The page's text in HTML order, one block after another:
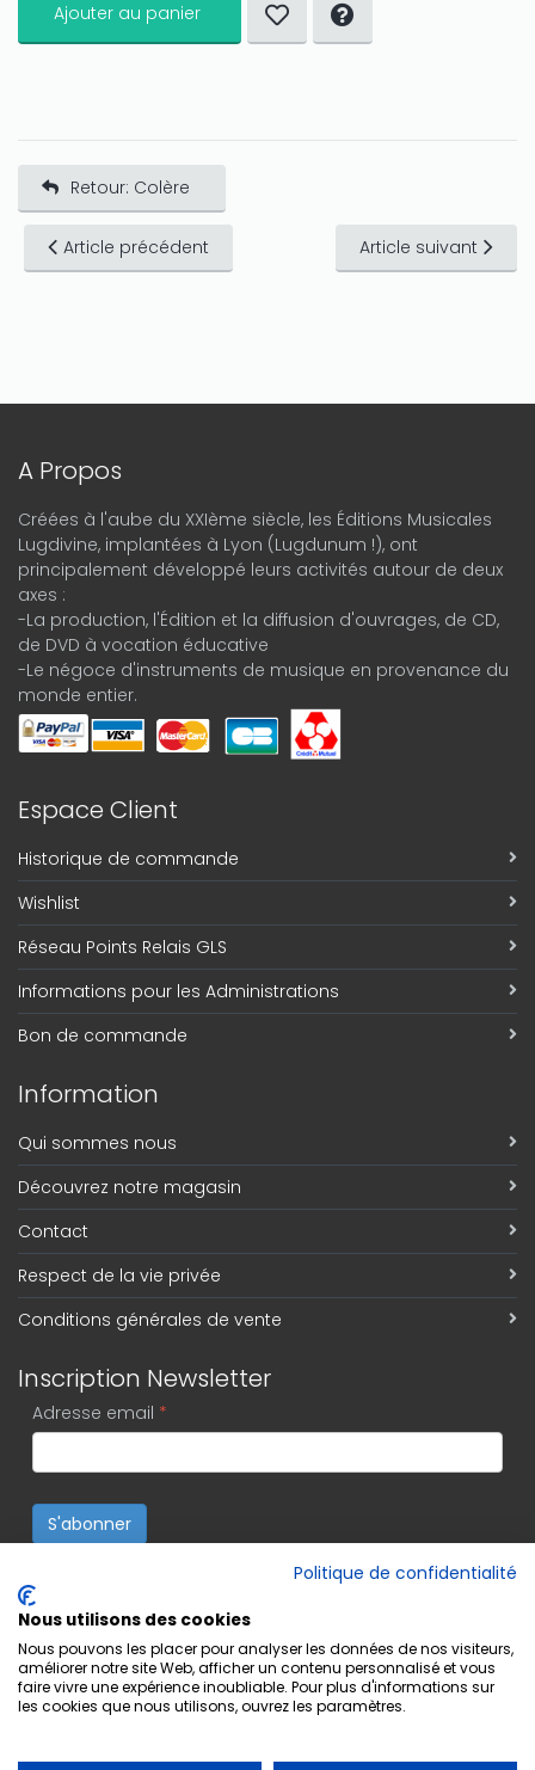
Ajouter au panier
Retour: Colère
Article précédent Article suivant
A Propos
Créées à l'aube du XXIème siècle, les Éditions Musicales
Lugdivine, implantées à Lyon (Lugdunum !), ont
principalement développé leurs activités autour de deux
axes :
-La production, l'Édition et la diffusion d'ouvrages, de CD,
de DVD à vocation éducative
-Le négoce d'instruments de musique en provenance du
monde entier.
Espace Client
Historique de commande
Wishlist
Réseau Points Relais GLS
Informations pour les Administrations
Bon de commande
Information
Qui sommes nous
Découvrez notre magasin
Contact
Respect de la vie privée
Conditions générales de vente
Inscription Newsletter
Adresse email *
S'abonner
Politique de confidentialité
Nous utilisons des cookies
Nous pouvons les placer pour analyser les données de nos visiteurs,
améliorer notre site Web, afficher un contenu personnalisé et vous
faire vivre une expérience inoubliable. Pour plus d'informations sur
les cookies que nous utilisons, ouvrez les paramètres.